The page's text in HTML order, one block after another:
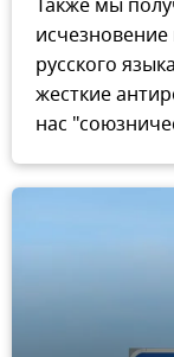
Также мы
русского
жесткие
нас